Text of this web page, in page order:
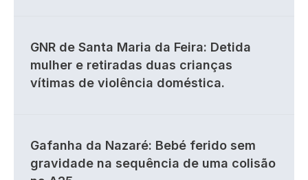
GNR de Santa Maria da Feira: Detida
mulher e retiradas duas crianças
vítimas de violência doméstica.
Gafanha da Nazaré: Bebé ferido sem
gravidade na sequência de uma colisão